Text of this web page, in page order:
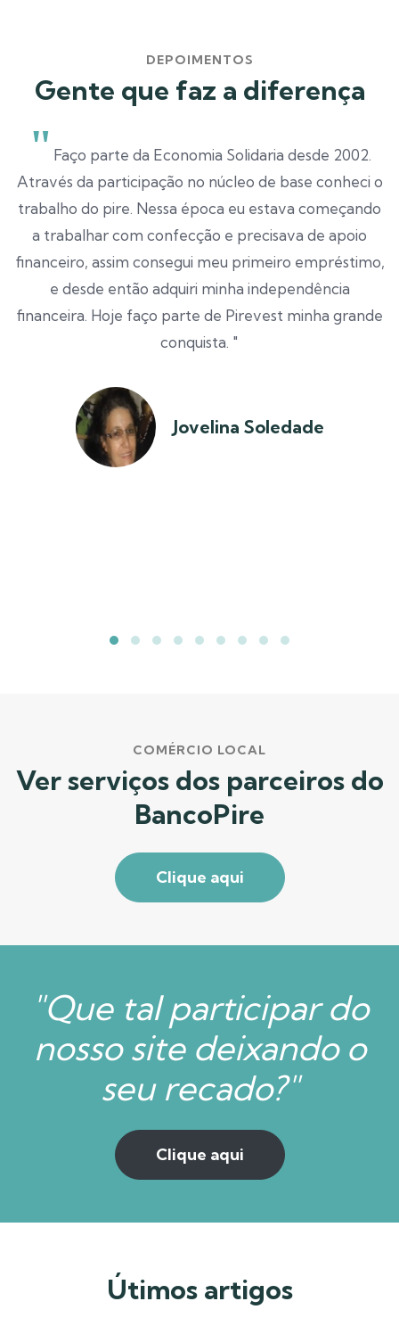
DEPOIMENTOS
Gente que faz a diferença
Faço parte da Economia Solidaria desde 2002.
Através da participação no núcleo de base conheci o
trabalho do pire. Nessa época eu estava começando
a trabalhar com confecção e precisava de apoio
financeiro, assim consegui meu primeiro empréstimo,
e desde então adquiri minha independência
financeira. Hoje faço parte de Pirevest minha grande
conquista.
Jovelina Soledade
COMÉRCIO LOCAL
Ver serviços dos parceiros do
BancoPire
Clique aqui
"Que tal participar do
nosso site deixando o
seu recado?"
Clique aqui
Útimos artigos